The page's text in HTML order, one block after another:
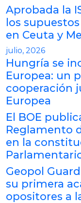
Aprobada la
los
en Ceuta y
julio, 2026
Hungría se
Europea: un
cooperación
Europea
El BOE
Reglamento
en la
Geopol
su primera
opositores a